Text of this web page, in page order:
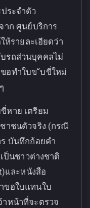
ระจำตัว
าก ศูนย์บริการ
ห้รายละเอียดว่า
รถส่วนบุคคลไม่
อทำใบข ับขี่ใหม่
หาย เตรียม
าชนตัวจริง (กรณี
บันทึกถ้อยคำ
ป็นชาวต่างชาติ
และหนังสือ
ขอใบแทนใบ
หน้าที่จะตรวจ